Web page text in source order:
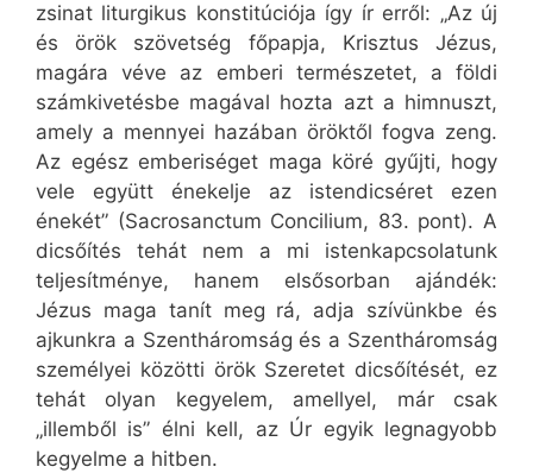
zsinat liturgikus konstitúciója így ír erről: „Az új
és örök szövetség főpapja, Krisztus Jézus,
magára véve az emberi természetet, a földi
számkivetésbe magával hozta azt a himnuszt,
amely a mennyei hazában öröktől fogva zeng.
Az egész emberiséget maga köré gyűjti, hogy
vele együtt énekelje az istendicséret ezen
énekét” (Sacrosanctum Concilium, 83. pont). A
dicsőítés tehát nem a mi istenkapcsolatunk
teljesítménye, hanem elsősorban ajándék:
Jézus maga tanít meg rá, adja szívünkbe és
ajkunkra a Szentháromság és a Szentháromság
személyei közötti örök Szeretet dicsőítését, ez
tehát olyan kegyelem, amellyel, már csak
„illemből is” élni kell, az Úr egyik legnagyobb
kegyelme a hitben.